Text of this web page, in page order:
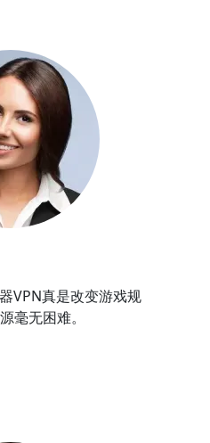
VPN真是改变游戏规
毫无困难。